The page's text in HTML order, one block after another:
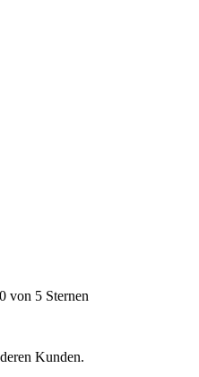
von 5 Sternen
Kunden.